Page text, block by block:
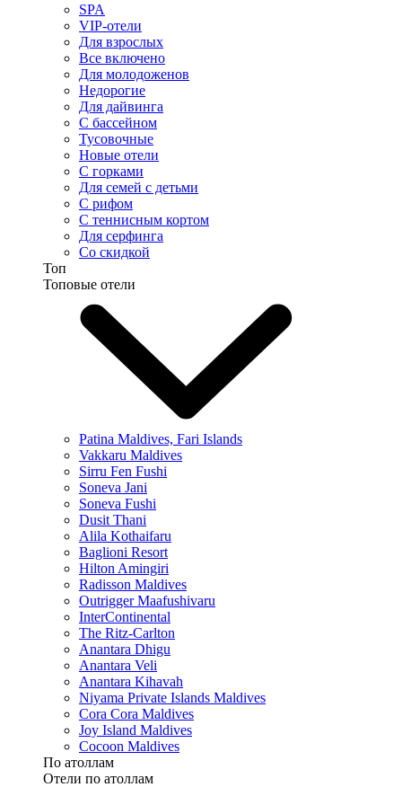
SPA
VIP-отели
Для взрослых
Все включено
Для молодоженов
Недорогие
Для дайвинга
С бассейном
Тусовочные
Новые отели
С горками
Для семей с детьми
С рифом
С теннисным кортом
Для серфинга
Со скидкой
Топ
Топовые отели
Patina Maldives, Fari Islands
Vakkaru Maldives
Sirru Fen Fushi
Soneva Jani
Soneva Fushi
Dusit Thani
Alila Kothaifaru
Baglioni Resort
Hilton Amingiri
Radisson Maldives
Outrigger Maafushivaru
InterContinental
The Ritz-Carlton
Anantara Dhigu
Anantara Veli
Anantara Kihavah
Niyama Private Islands Maldives
Cora Cora Maldives
Joy Island Maldives
Cocoon Maldives
По атоллам
Отели по атоллам